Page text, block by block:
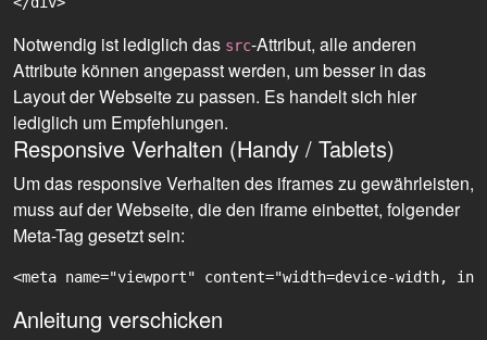
Notwendig ist lediglich das src-Attribut, alle anderen
Attribute können angepasst werden, um besser in das
Layout der Webseite zu passen. Es handelt sich hier
lediglich um Empfehlungen.
Responsive Verhalten (Handy / Tablets)
Um das responsive Verhalten des iframes zu gewährleisten,
muss auf der Webseite, die den iframe einbettet, folgender
Meta-Tag gesetzt sein:
<meta name="viewport" content="width=device-width,
Anleitung verschicken